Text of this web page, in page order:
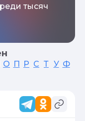
тысяч
О П Р С Т У Ф